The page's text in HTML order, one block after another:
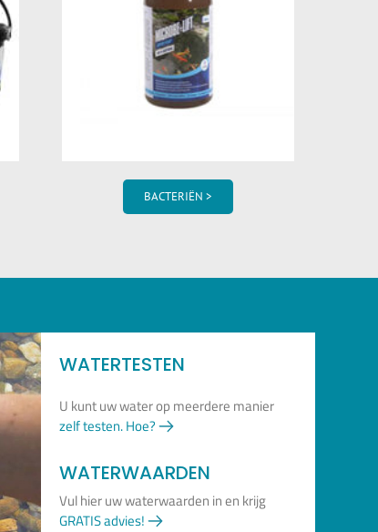
BACTERIËN >
WATERTESTEN
U kunt uw water op meerdere manier
zelf testen. Hoe?
WATERWAARDEN
Vul hier uw waterwaarden in en krijg
GRATIS advies!